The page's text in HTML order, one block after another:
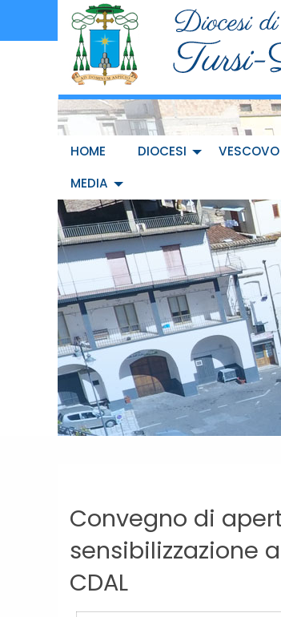
HOME DIOCESI VESCOVO
MEDIA
Convegno di
sensibilizzazione
CDAL